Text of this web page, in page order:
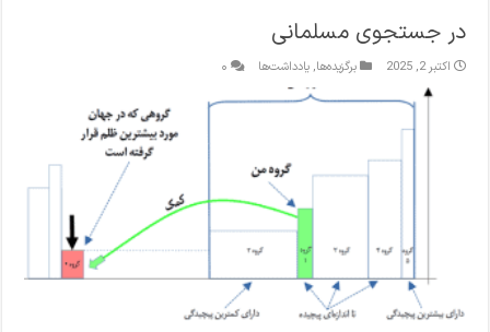
در جستجوی مسلمانی
اکتبر 2, 2025 برگزیده‌ها,یادداشت‌ها ۰